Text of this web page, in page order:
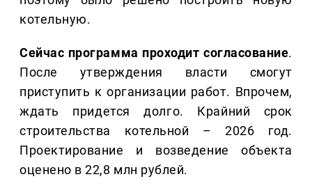
котельную.
Сейчас программа проходит согласование.
После утверждения власти смогут
приступить к организации работ. Впрочем,
ждать придется долго. Крайний срок
строительства котельной – 2026 год.
Проектирование и возведение объекта
оценено в 22,8 млн рублей.